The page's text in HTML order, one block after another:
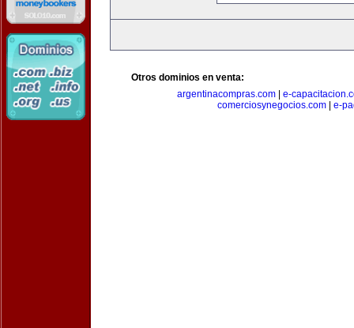
Otros dominios en venta:
argentinacompras.com| e-
comerciosynegocios.com
e-